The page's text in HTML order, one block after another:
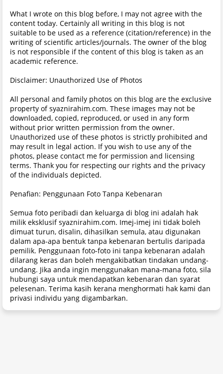
What I wrote on this blog before, I may not agree with the
content today. Certainly all writing in this blog is not
suitable to be used as a reference (citation/reference) in the
writing of scientific articles/journals. The owner of the blog
is not responsible if the content of this blog is taken as an
academic reference.
Disclaimer: Unauthorized Use of Photos
All personal and family photos on this blog are the exclusive
property of syaznirahim.com. These images may not be
downloaded, copied, reproduced, or used in any form
without prior written permission from the owner.
Unauthorized use of these photos is strictly prohibited and
may result in legal action. If you wish to use any of the
photos, please contact me for permission and licensing
terms. Thank you for respecting our rights and the privacy
of the individuals depicted.
Penafian: Penggunaan Foto Tanpa Kebenaran
Semua foto peribadi dan keluarga di blog ini adalah hak
milik eksklusif syaznirahim.com. Imej-imej ini tidak boleh
dimuat turun, disalin, dihasilkan semula, atau digunakan
dalam apa-apa bentuk tanpa kebenaran bertulis daripada
pemilik. Penggunaan foto-foto ini tanpa kebenaran adalah
dilarang keras dan boleh mengakibatkan tindakan undang-
undang. Jika anda ingin menggunakan mana-mana foto, sila
hubungi saya untuk mendapatkan kebenaran dan syarat
pelesenan. Terima kasih kerana menghormati hak kami dan
privasi individu yang digambarkan.